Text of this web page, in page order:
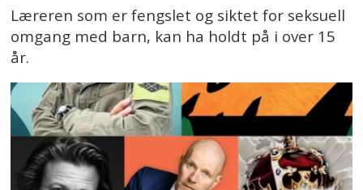
Læreren som er fengslet og siktet for seksuell
omgang med barn, kan ha holdt på i over 15
år.